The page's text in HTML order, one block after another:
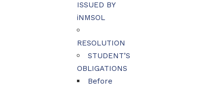
ISSUED BY
iNMSOL
RESOLUTION
STUDENT’S
OBLIGATIONS
Before